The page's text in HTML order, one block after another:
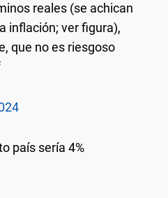
reales (se achican
inflación; ver figura),
que no es riesgoso
país sería 4%